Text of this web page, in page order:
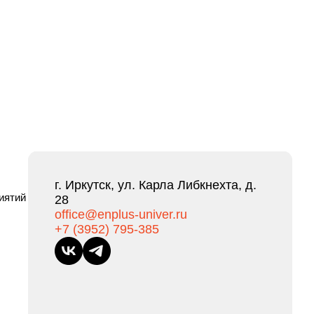
г. Иркутск, ул. Карла Либкнехта, д.
28
office@enplus-univer.ru
+7 (3952) 795-385